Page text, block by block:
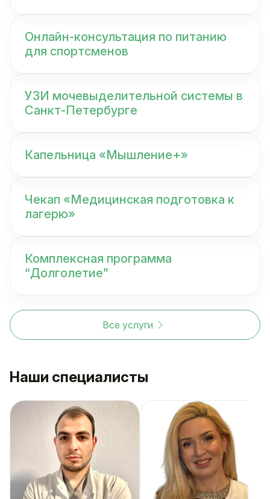
Онлайн-консультация по питанию
для спортсменов
УЗИ мочевыделительной системы в
Санкт-Петербурге
Капельница «Мышление+»
Чекап «Медицинская подготовка к
лагерю»
Комплексная программа
“Долголетие”
Все услуги
Наши специалисты